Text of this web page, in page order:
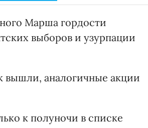
Марша гордости
выборов и узурпации
вышли, аналогичные акции
к полуночи в списке